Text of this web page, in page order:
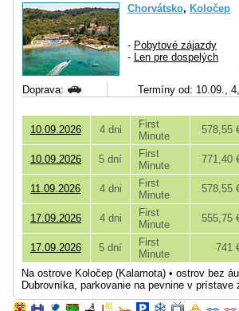
Chorvátsko, Koločep
- Pobytové zájazdy
- Len pre dospelých
Doprava:
Termíny od: 10.09.,
10.09.2026 4 dni
First
Minute
578,55
10.09.2026 5 dní
First
Minute
771,40
11.09.2026 4 dni
First
Minute
578,55
17.09.2026 4 dni
First
Minute
555,75
17.09.2026 5 dní
First
Minute
741
Na ostrove Koločep (Kalamota) • ostrov bez
Dubrovníka, parkovanie na pevnine v prístave